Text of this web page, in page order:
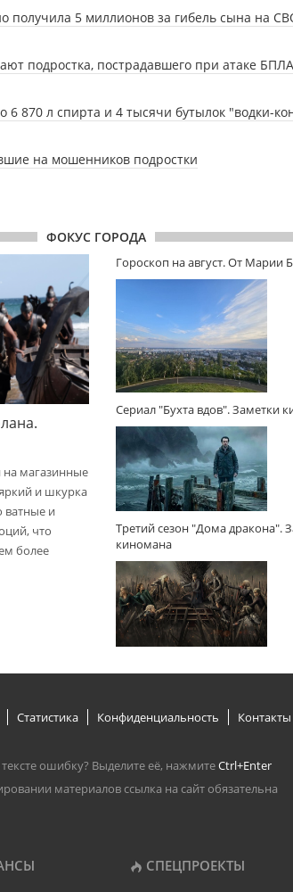
получила 5 миллионов за гибель сына на
подростка, пострадавшего при атаке БПЛА
6 870 л спирта и 4 тысячи бутылок "водки-
на мошенников подростки
ФОКУС ГОРОДА
магазинные
и шкурка
ватные и
что
более
Гороскоп на август. От Марии
Сериал "Бухта вдов". Заметки
Третий сезон "Дома дракона".
киномана
Статистика Конфиденциальность Контакты
ошибку? Выделите её, нажмитеCtrl+Enter
материалов ссылка на сайт обязательна
СПЕЦПРОЕКТЫ